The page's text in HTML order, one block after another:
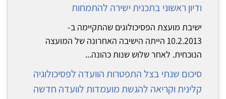
ודיון ראשוני בתכנית ישירה להתמחות
ישיבת מועצת הפסיכולוגים שהתקיימה ב-
10.2.2013 הייתה הישיבה האחרונה של המועצה
הנוכחית. לאחר שלוש שנות כהונה...
סיכום שנתי בצל התפטרות הוועדה לפסיכולוגיה
קלינית וקריאה להגשת מועמדות לוועדה חדשה